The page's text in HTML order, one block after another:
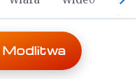
Modlitwa